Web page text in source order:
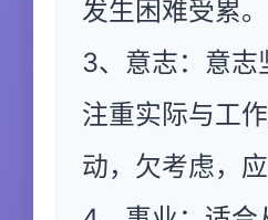
发生困难受累。
3、意志：意志
注重实际与工
动，欠考虑，应